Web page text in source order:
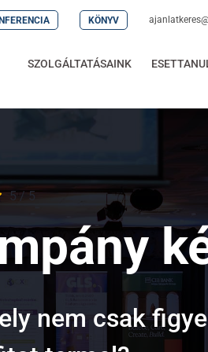
KÖNYV
SZOLGÁLTATÁSAINK
5/5
nem csak